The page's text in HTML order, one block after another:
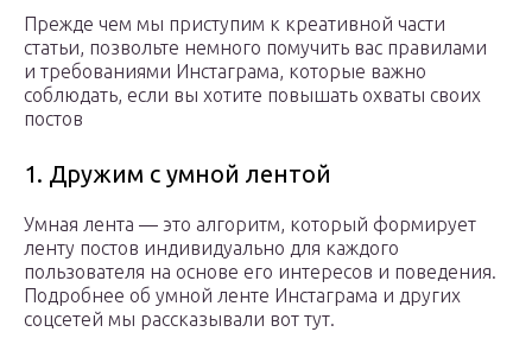
Прежде чем мы приступим к креативной части
статьи, позвольте немного помучить вас правилами
и требованиями Инстаграма, которые важно
соблюдать, если вы хотите повышать охваты своих
постов
1. Дружим с умной лентой
Умная лента — это алгоритм, который формирует
ленту постов индивидуально для каждого
пользователя на основе его интересов и поведения.
Подробнее об умной ленте Инстаграма и других
соцсетей мы рассказывали вот тут.